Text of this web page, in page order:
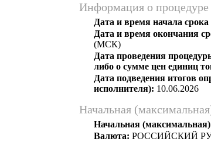
Информация о процедуре
Дата и время начала срока
Дата и время окончания
(МСК)
Дата проведения
либо о сумме цен единиц
Дата подведения итогов
исполнителя): 10.06.2026
Начальная
Начальная
Валюта: РОССИЙСКИЙ